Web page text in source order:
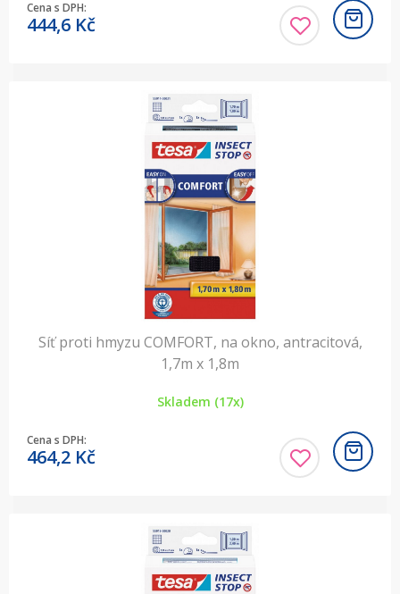
Cena s DPH:
444,6 Kč
Síť proti hmyzu COMFORT, na okno, antracitová,
1,7m x 1,8m
Skladem (17x)
Cena s DPH:
464,2 Kč